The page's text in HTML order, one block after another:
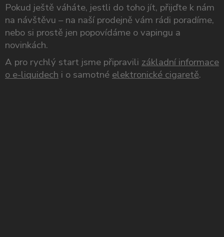
Pokud ještě váháte, jestli do toho jít, přijďte k nám
na návštěvu – na naší prodejně vám rádi poradíme,
nebo si prostě jen popovídáme o vapingu a
novinkách.
A pro rychlý start jsme připravili základní informace
o e-liquidech i o samotné elektronické cigaretě.